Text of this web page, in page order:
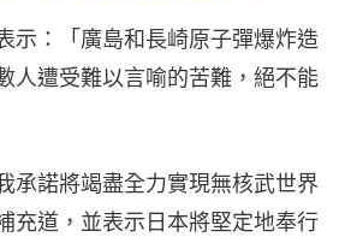
示：「廣島和長崎原子彈爆炸造
人遭受難以言喻的苦難，絕不能
承諾將竭盡全力實現無核武世界
充道，並表示日本將堅定地奉行